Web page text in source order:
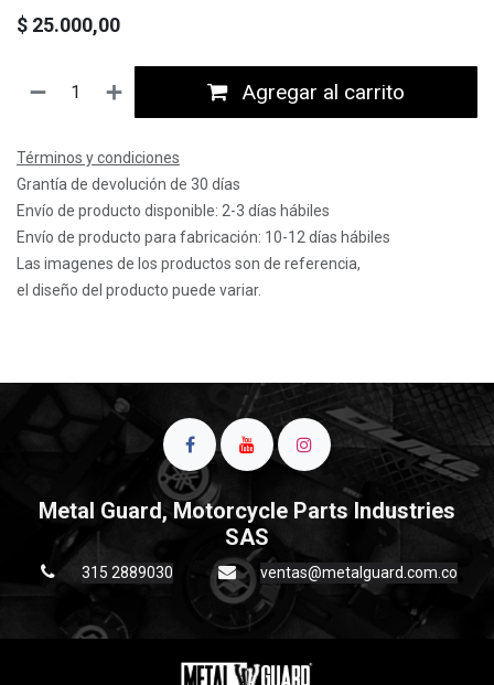
$ 25.000,00
Agregar al carrito
Términos y condiciones
Grantía de devolución de 30 días
Envío de producto disponible: 2-3 días hábiles
Envío de producto para fabricación: 10-12 días hábiles
Las imagenes de los productos son de referencia,
el diseño del producto puede variar.
Metal Guard, Motorcycle Parts Industries
SAS
315 2889030 ventas@metalguard.com.co